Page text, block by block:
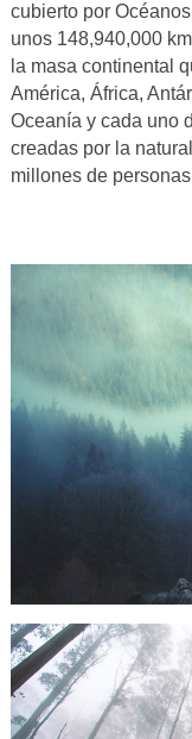
cubierto por
unos 148,940,000 km
la masa continental
América, África,
Oceanía y cada uno
creadas por la
millones de